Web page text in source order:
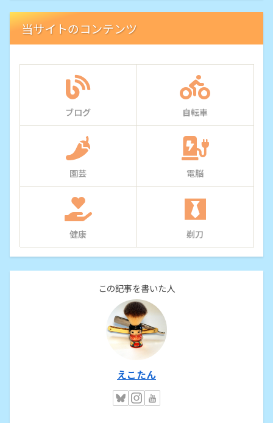
当サイトのコンテンツ
ブログ 自転車
園芸 電脳
健康 剃刀
この記事を書いた人
えこたん